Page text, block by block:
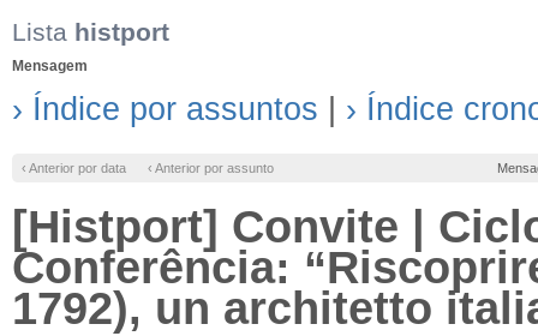
Lista histport
Mensagem
› Índice por assuntos › Índice
‹ Anterior por data ‹ Anterior por assunto
[Histport] Convite |
Conferência:
1792), un architetto